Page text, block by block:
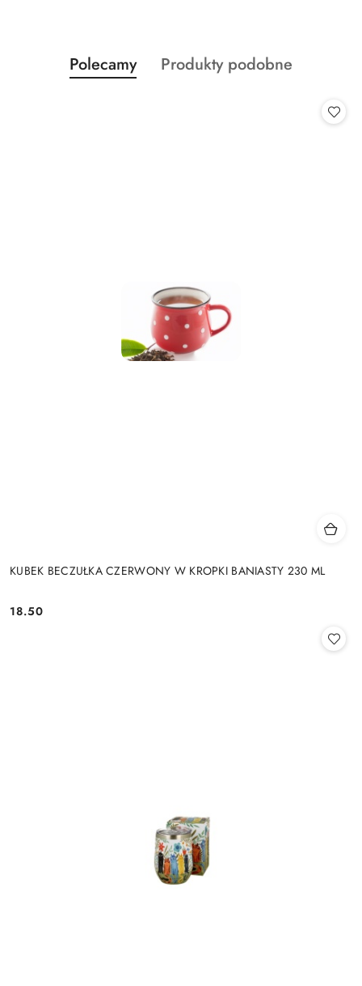
Pomiń karuzelę produktów
Produkty
o
Polecamy
Produkty
Produkty podobne
KUBEK BECZUŁKA CZERWONY W KROPKI BANIASTY 230 ML
Cena:
18.50